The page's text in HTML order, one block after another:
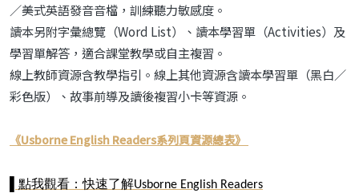
／美式英語發音音檔，訓練聽力敏感度。
讀本另附字彙總覽（Word List）、讀本學習單（Activities）及
學習單解答，適合課堂教學或自主複習。
線上教師資源含教學指引。線上其他資源含讀本學習單（黑白／
彩色版）、故事前導及讀後複習小卡等資源。
《Usborne English Readers系列頁資源總表》
點我觀看：快速了解Usborne English Readers